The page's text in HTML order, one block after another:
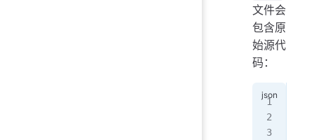
文件会
包含原
始源代
码：